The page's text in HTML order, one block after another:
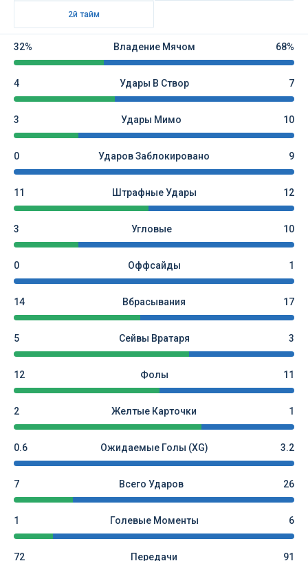
2й тайм
32% Владение Мячом 68%
4 Удары В Створ 7
3 Удары Мимо 10
0 Ударов Заблокировано 9
11 Штрафные Удары 12
3 Угловые 10
0 Оффсайды 1
14 Вбрасывания 17
5 Сейвы Вратаря 3
12 Фолы 11
2 Желтые Карточки 1
0.6 Ожидаемые Голы (xG) 3.2
7 Всего Ударов 26
1 Голевые Моменты 6
72 Передачи 91